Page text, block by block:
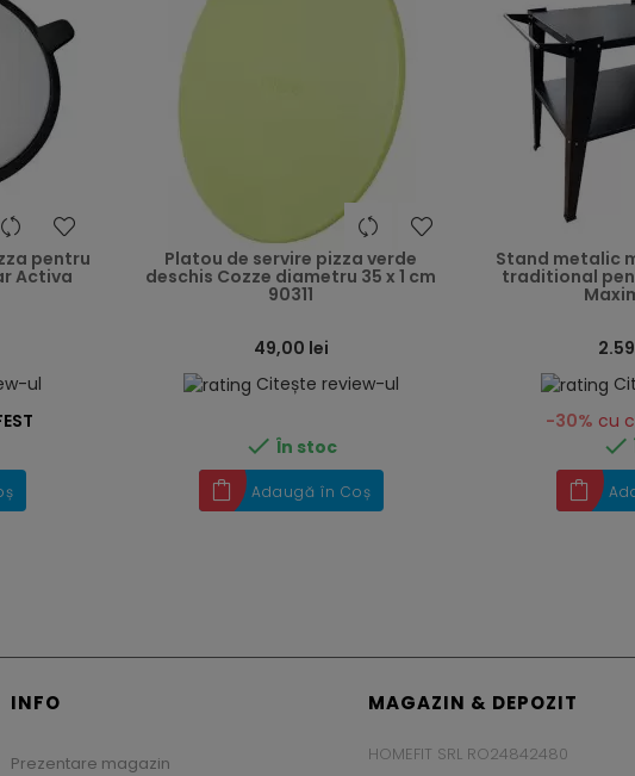
heart
pentru
Activa
ul
heart
Platou de servire pizza verde
deschis Cozze diametru 35 x 1 cm
90311
49,00 lei
Citește review-ul
 În stoc
Adaugă în Coș
Stand metalic
traditional
-30% cu

INFO
Prezentare magazin
MAGAZIN & DEPOZIT
HOMEFIT SRL RO24842480